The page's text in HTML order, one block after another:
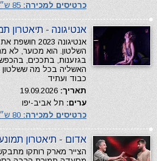
כרטיסים למכירה:
אנטיגונה - תיאטרון
אנטיגונה
השלטון. הוא מכוער, לא
בגזענות, בתככים,
האשליה בכל מה ששלטון
כבוד ועתיד
תאריך:
ערים: תל אביב-יפו
כרטיסים למכירה:
אדום - תיאטרון
הצייר מארק רותקו